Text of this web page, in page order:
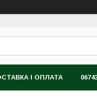
І ОПЛАТА